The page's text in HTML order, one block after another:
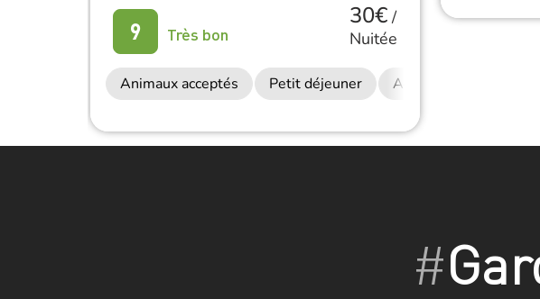
9 Très bon
30€/
Nuitée
Animaux acceptés Petit déjeuner Accès Internet Wifi
#